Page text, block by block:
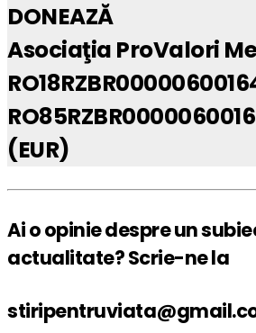
DONEAZĂ
Asociaţia ProValori
(EUR)
Ai o opinie despre un
actualitate? Scrie-ne la